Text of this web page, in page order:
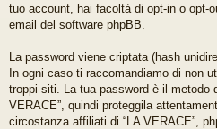
tuo account, hai facoltà di opt-in o opt-
email del software phpBB.
La password viene criptata (hash
In ogni caso ti raccomandiamo di non
troppi siti. La tua password è il metodo
VERACE”, quindi proteggila
circostanza affiliati di “LA VERACE”,